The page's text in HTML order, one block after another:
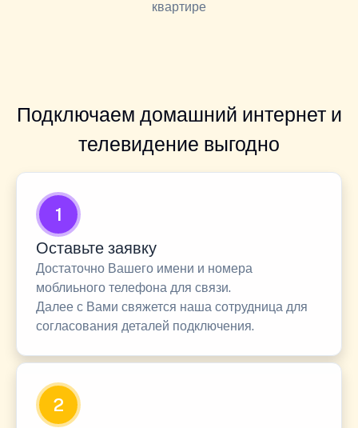
квартире
Подключаем домашний интернет и
телевидение выгодно
1
Оставьте заявку
Достаточно Вашего имени и номера
моблиьного телефона для связи.
Далее с Вами свяжется наша сотрудница для
согласования деталей подключения.
2